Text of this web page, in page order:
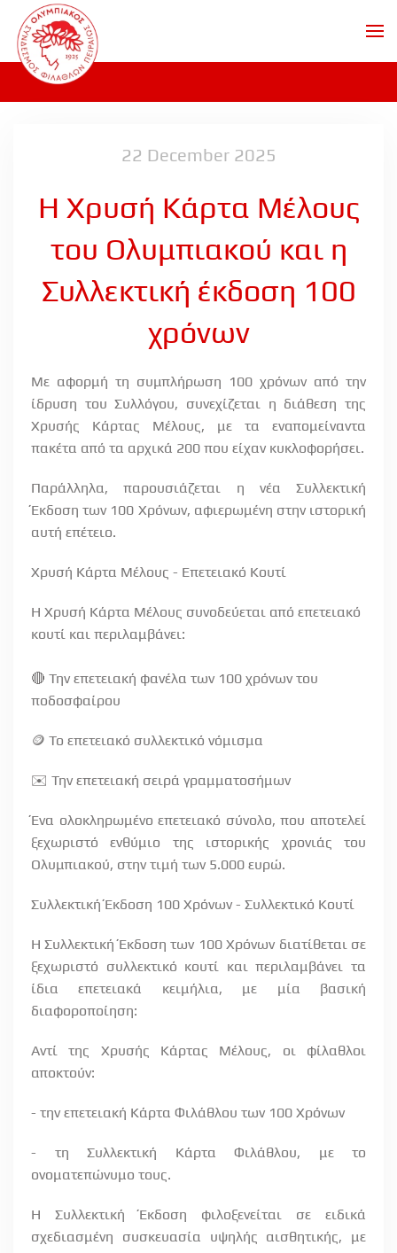
Skip to main content
22 December 2025
Η Χρυσή Κάρτα Μέλους
του Ολυμπιακού και η
Συλλεκτική έκδοση 100
χρόνων
Με αφορμή τη συμπλήρωση 100 χρόνων από την
ίδρυση του Συλλόγου, συνεχίζεται η διάθεση της
Χρυσής Κάρτας Μέλους, με τα εναπομείναντα
πακέτα από τα αρχικά 200 που είχαν κυκλοφορήσει.
Παράλληλα, παρουσιάζεται η νέα Συλλεκτική
Έκδοση των 100 Χρόνων, αφιερωμένη στην ιστορική
αυτή επέτειο.
Χρυσή Κάρτα Μέλους - Επετειακό Κουτί
Η Χρυσή Κάρτα Μέλους συνοδεύεται από επετειακό
κουτί και περιλαμβάνει:
🔴 Την επετειακή φανέλα των 100 χρόνων του
ποδοσφαίρου
🪙 Το επετειακό συλλεκτικό νόμισμα
✉️ Την επετειακή σειρά γραμματοσήμων
Ένα ολοκληρωμένο επετειακό σύνολο, που αποτελεί
ξεχωριστό ενθύμιο της ιστορικής χρονιάς του
Ολυμπιακού, στην τιμή των 5.000 ευρώ.
Συλλεκτική Έκδοση 100 Χρόνων - Συλλεκτικό Κουτί
Η Συλλεκτική Έκδοση των 100 Χρόνων διατίθεται σε
ξεχωριστό συλλεκτικό κουτί και περιλαμβάνει τα
ίδια επετειακά κειμήλια, με μία βασική
διαφοροποίηση:
Αντί της Χρυσής Κάρτας Μέλους, οι φίλαθλοι
αποκτούν:
- την επετειακή Κάρτα Φιλάθλου των 100 Χρόνων
- τη Συλλεκτική Κάρτα Φιλάθλου, με το
ονοματεπώνυμο τους.
Η Συλλεκτική Έκδοση φιλοξενείται σε ειδικά
σχεδιασμένη συσκευασία υψηλής αισθητικής, με